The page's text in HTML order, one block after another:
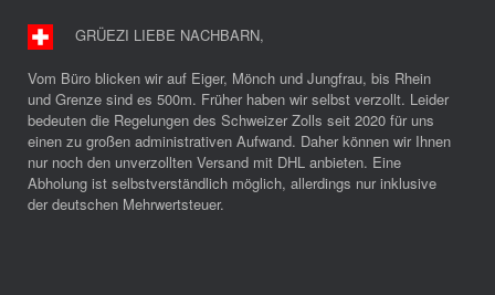
GRÜEZI LIEBE NACHBARN,
Vom Büro blicken wir auf Eiger, Mönch und Jungfrau, bis Rhein
und Grenze sind es 500m. Früher haben wir selbst verzollt. Leider
bedeuten die Regelungen des Schweizer Zolls seit 2020 für uns
einen zu großen administrativen Aufwand. Daher können wir Ihnen
nur noch den unverzollten Versand mit DHL anbieten. Eine
Abholung ist selbstverständlich möglich, allerdings nur inklusive
der deutschen Mehrwertsteuer.